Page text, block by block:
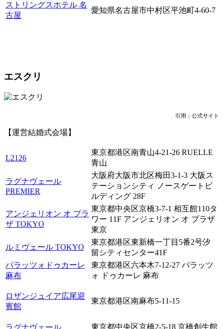
ストリングスホテル 名
古屋
愛知県名古屋市中村区平池町4-60-7
エスクリ
引用：公式サイト
【運営結婚式会場】
L2126
東京都港区南青山4-21-26 RUELLE
青山
ラグナヴェール
PREMIER
大阪府大阪市北区梅田3-1-3 大阪ス
テーションシティ ノースゲートビ
ルディング 28F
アンジェリオン オ プラ
ザ TOKYO
東京都中央区京橋3-7-1 相互館110タ
ワー 11F アンジェリオン オ プラザ
東京
ルミヴェール TOKYO
東京都港区東新橋一丁目5番2号汐
留シティセンター41F
パラッツォドゥカーレ
麻布
東京都港区六本木7-12-27 パラッツ
ォ ドゥカーレ 麻布
ロザンジュイア広尾迎
賓館
東京都港区南麻布5-11-15
東京都中央区京橋2-5-18 京橋創生館